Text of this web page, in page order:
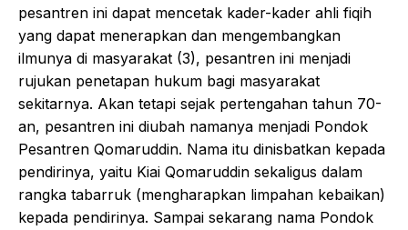
pesantren ini dapat mencetak kader-kader ahli fiqih
yang dapat menerapkan dan mengembangkan
ilmunya di masyarakat (3), pesantren ini menjadi
rujukan penetapan hukum bagi masyarakat
sekitarnya. Akan tetapi sejak pertengahan tahun 70-
an, pesantren ini diubah namanya menjadi Pondok
Pesantren Qomaruddin. Nama itu dinisbatkan kepada
pendirinya, yaitu Kiai Qomaruddin sekaligus dalam
rangka tabarruk (mengharapkan limpahan kebaikan)
kepada pendirinya. Sampai sekarang nama Pondok